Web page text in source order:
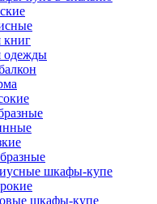
книг
одежды
шкафы-купе
шкафы-купе